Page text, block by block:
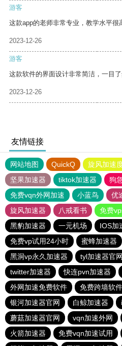
游客
这款app的老师非常专业，教学水平很
2023-12-26
游客
这款软件的界面设计非常简洁，一目了
2023-12-26
友情链接
网站地图 QuickQ 旋风加速
坚果加速器
tiktok加速器
狗
免费vqn外网加速
小蓝鸟 优
旋风加速器
八戒看书
免费
黑豹加速器
一元机场 IOS加
免费vp试用24小时
蜜蜂加速器
黑洞vp永久加速器
tyl加速器官网
twitter加速器
快连pvn加速器
外网加速免费软件
免费跨墙软件
银河加速器官网
白鲸加速器
蘑菇加速器官网
vqn加速外网
火箭加速器
免费vqn加速试用